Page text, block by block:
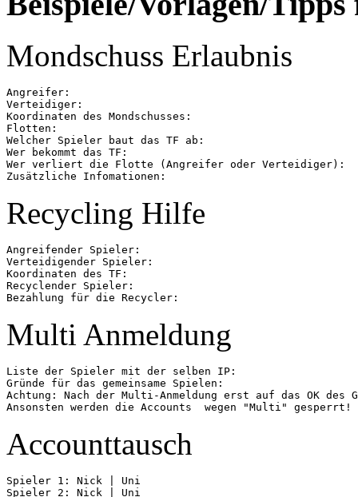
Mondschuss Erlaubnis
Angreifer:
Verteidiger:
Koordinaten des Mondschusses:
Flotten:
Welcher Spieler baut das TF ab:
Wer bekommt das TF:
Wer verliert die Flotte (Angreifer oder Verteidiger):
Recycling Hilfe
Angreifender Spieler:
Verteidigender Spieler:
Koordinaten des TF:
Recyclender Spieler:
Multi Anmeldung
Liste der Spieler mit der selben IP:
Gründe für das gemeinsame Spielen:
Achtung: Nach der Multi-Anmeldung erst auf das OK des
Accounttausch
Spieler 1: Nick | Uni